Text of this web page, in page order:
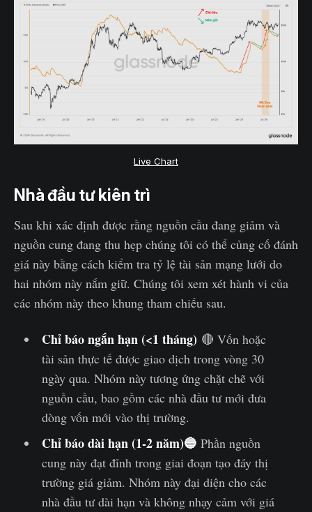
Live Chart
Nhà đầu tư kiên trì
Sau khi xác định được rằng nguồn cầu đang giảm và
nguồn cung đang thu hẹp chúng tôi có thể củng cố đánh
giá này bằng cách kiểm tra tỷ lệ tài sản mạng lưới do
hai nhóm này nắm giữ. Chúng tôi xem xét hành vi của
các nhóm này theo khung tham chiếu sau.
Chỉ báo ngắn hạn (<1 tháng) 🔴 Vốn hoặc
tài sản thực tế được giao dịch trong vòng 30
ngày qua. Nhóm này tương ứng chặt chẽ với
nguồn cầu, bao gồm các nhà đầu tư mới đưa
dòng vốn mới vào thị trường.
Chỉ báo dài hạn (1-2 năm)🔵Phần nguồn
cung này đạt đỉnh trong giai đoạn tạo đáy thị
trường giá giảm. Nhóm này đại diện cho các
nhà đầu tư dài hạn và không nhạy cảm với giá